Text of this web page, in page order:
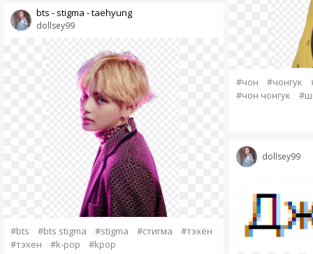
dollsey99
bts - stigma - taehyung
#bts #bts stigma #stigma #стигма
#тэхён
#тэхен
#k-pop #kpop
#чон #чонгук
#чон чонгук
dollsey99